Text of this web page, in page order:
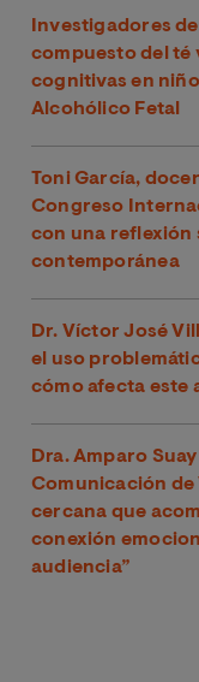
Investigadores
compuesto del té
cognitivas en
Alcohólico Fetal
Toni García,
Congreso
con una reflexión
contemporánea
Dr. Víctor José
el uso
cómo afecta este
Dra. Amparo
Comunicación de
cercana que
conexión
audiencia”